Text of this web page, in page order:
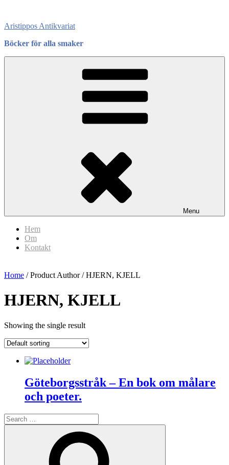
content
Aristippos Antikvariat
Böcker för alla smaker
Menu
Hem
Om
Kontakt
Home / Product Author / HJERN, KJELL
HJERN, KJELL
Showing the single result
Göteborgsstråk – En bok om målare
och poeter.
Search
for: